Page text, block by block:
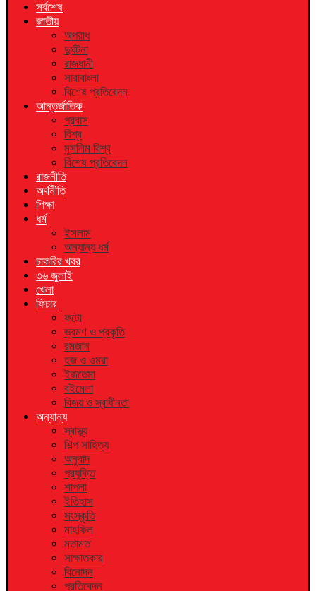
সর্বশেষ
জাতীয়
অপরাধ
দুর্ঘটনা
রাজধানী
সারাবাংলা
বিশেষ প্রতিবেদন
আন্তর্জাতিক
প্রবাস
বিশ্ব
মুসলিম বিশ্ব
বিশেষ প্রতিবেদন
রাজনীতি
অর্থনীতি
শিক্ষা
ধর্ম
ইসলাম
অন্যান্য ধর্ম
চাকরির খবর
৩৬ জুলাই
খেলা
ফিচার
ফটো
ভ্রমণ ও প্রকৃতি
রমজান
হজ ও ওমরা
ইজতেমা
বইমেলা
বিজয় ও স্বাধীনতা
অন্যান্য
স্বাস্থ্য
শিল্প সাহিত্য
অনুবাদ
প্রযুক্তি
শাপলা
ইতিহাস
সংস্কৃতি
মাহফিল
মতামত
সাক্ষাতকার
বিনোদন
প্রতিবেদন